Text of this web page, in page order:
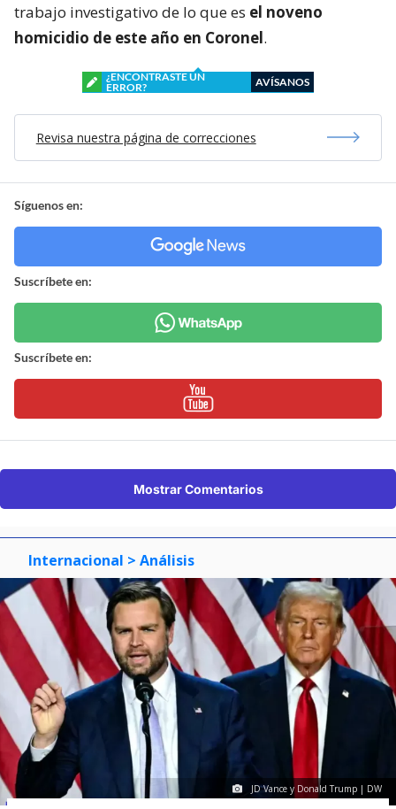
trabajo investigativo de lo que es el noveno
homicidio de este año en Coronel.
¿ENCONTRASTE UN
ERROR?
AVÍSANOS
Revisa nuestra página de correcciones
Síguenos en:
Suscríbete en:
Suscríbete en:
Mostrar Comentarios
Internacional > Análisis
JD Vance y Donald Trump | DW